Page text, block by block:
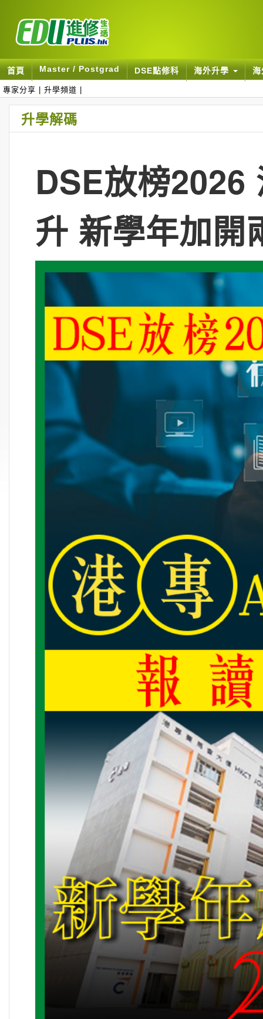
首頁 Master / Postgrad DSE點修科 海外升學
專家分享 升學頻道
升學解碼
DSE放榜2026
升 新學年加開